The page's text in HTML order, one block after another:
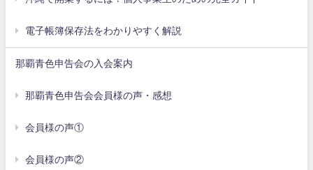
電子帳簿保存法をわかりやすく解説
那覇青色申告会の入会案内
那覇青色申告会会員様の声・感想
会員様の声①
会員様の声②